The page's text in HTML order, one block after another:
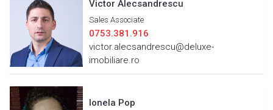
Victor Alecsandrescu
Sales Associate
0753.381.916
victor.alecsandrescu@deluxe-
imobiliare.ro
Ionela Pop